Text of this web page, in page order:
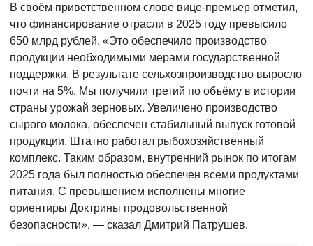
В своём приветственном слове вице-премьер отметил,
что финансирование отрасли в 2025 году превысило
650 млрд рублей. «Это обеспечило производство
продукции необходимыми мерами государственной
поддержки. В результате сельхозпроизводство выросло
почти на 5%. Мы получили третий по объёму в истории
страны урожай зерновых. Увеличено производство
сырого молока, обеспечен стабильный выпуск готовой
продукции. Штатно работал рыбохозяйственный
комплекс. Таким образом, внутренний рынок по итогам
2025 года был полностью обеспечен всеми продуктами
питания. С превышением исполнены многие
ориентиры Доктрины продовольственной
безопасности», — сказал Дмитрий Патрушев.